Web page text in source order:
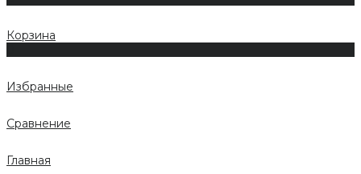
Корзина
Избранные
Сравнение
Главная